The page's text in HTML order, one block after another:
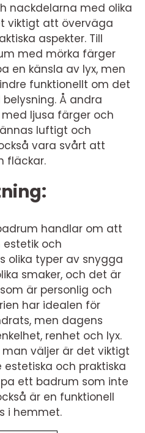
nackdelarna med olika
viktigt att överväga
aspekter. Till
med mörka färger
en känsla av lyx, men
funktionellt om det
Å andra
ljusa färger och
luftigt och
vara svårt att
fläckar.
handlar om att
och
olika typer av snygga
smaker, och det är
är personlig och
har idealen för
men dagens
renhet och lyx.
väljer är det viktigt
och praktiska
ett badrum som inte
är en funktionell
i hemmet.